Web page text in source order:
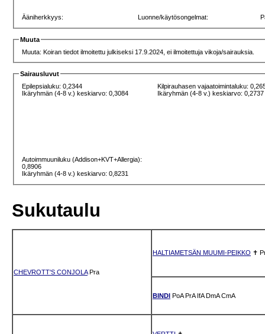
Ääniherkkyys: Luonne/käytösongelmat:
Muuta
Muuta: Koiran tiedot ilmoitettu julkiseksi 17.9.2024, ei ilmoitettuja vikoja/sairauksia.
Sairausluvut
Epilepsialuku: 0,2344
Ikäryhmän (4-8 v.) keskiarvo: 0,3084
Kilpirauhasen vajaatoimintaluku:
Ikäryhmän (4-8 v.) keskiarvo: 0,2737
Autoimmuuniluku (Addison+KVT+Allergia):
0,8906
Ikäryhmän (4-8 v.) keskiarvo: 0,8231
Sukutaulu
CHEVROTT'S CONJOLA Pra
HALTIAMETSÄN MUUMI-PEIKKO ✝
BINDI PoA PrA IfA DmA CmA